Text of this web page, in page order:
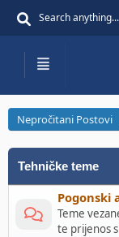
Nepročitani Postovi
Tehničke teme
Pogonski
Teme
te prijenos